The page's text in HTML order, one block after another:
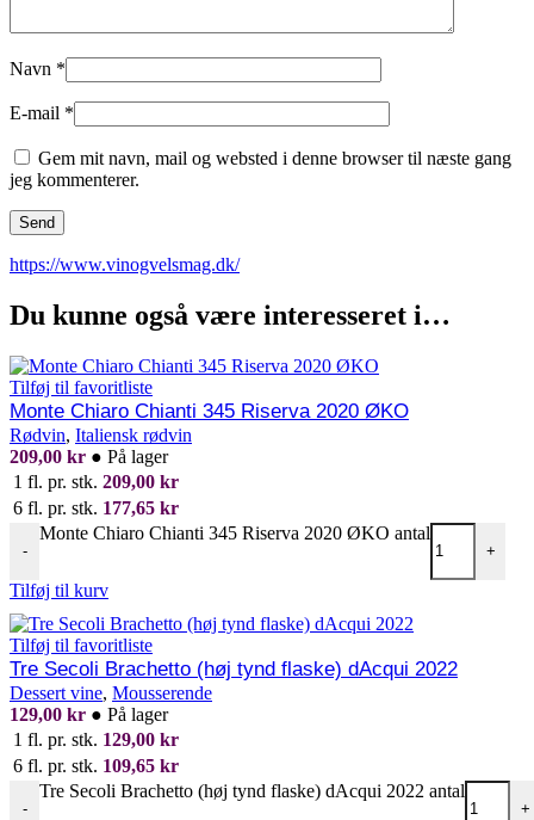
Navn *
E-mail *
Gem mit navn, mail og websted i denne browser til næste gang
jeg kommenterer.
https://www.vinogvelsmag.dk/
Du kunne også være interesseret i…
Tilføj til favoritliste
Monte Chiaro Chianti 345 Riserva 2020 ØKO
Rødvin, Italiensk rødvin
209,00 kr ● På lager
1 fl. pr. stk. 209,00 kr
6 fl. pr. stk. 177,65 kr
-
Monte Chiaro Chianti 345 Riserva 2020 ØKO antal
+
Tilføj til kurv
Tilføj til favoritliste
Tre Secoli Brachetto (høj tynd flaske) dAcqui 2022
Dessert vine, Mousserende
129,00 kr ● På lager
1 fl. pr. stk. 129,00 kr
6 fl. pr. stk. 109,65 kr
-
Tre Secoli Brachetto (høj tynd flaske) dAcqui 2022 antal
+